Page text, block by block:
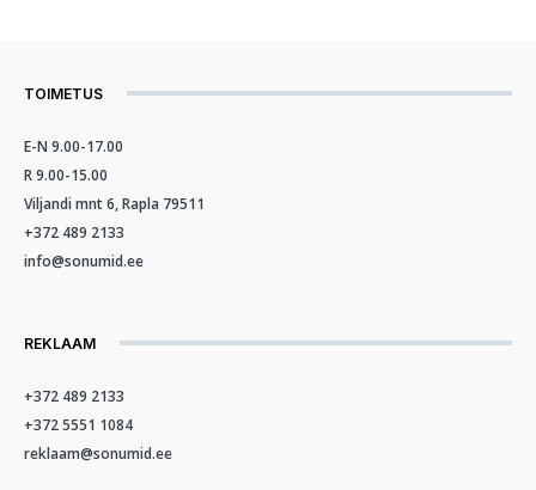
TOIMETUS
E-N 9.00-17.00
R 9.00-15.00
Viljandi mnt 6, Rapla 79511
+372 489 2133
info@sonumid.ee
REKLAAM
+372 489 2133
+372 5551 1084
reklaam@sonumid.ee